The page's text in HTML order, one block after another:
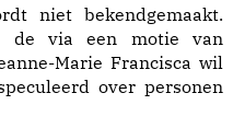
niet bekendgemaakt.
de via een motie van
Marie Francisca wil
over personen